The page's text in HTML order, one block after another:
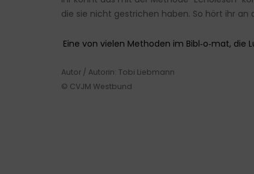
die sie nicht gestrichen haben. So hört ihr
Eine von vielen Methoden im Bibl‑o‑mat, die
Autor / Autorin: Tobi Liebmann
© CVJM Westbund